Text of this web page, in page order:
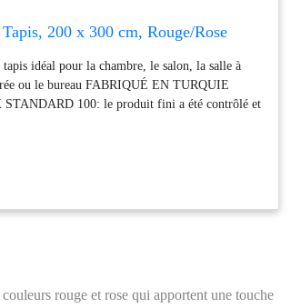
200 x 300 cm, Rouge/Rose
idéal pour la chambre, le salon, la salle à
ou le bureau FABRIQUÉ EN TURQUIE
100: le produit fini a été contrôlé et
et palette de couleurs actuelle apportent une
sol IDÉAL POUR LES ALLERGIES ET
pas et assure une bonne isolation thermique et
rouge et rose qui apportent une touche